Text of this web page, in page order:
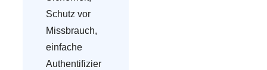
Schutz vor
Missbrauch,
einfache
Authentifizier